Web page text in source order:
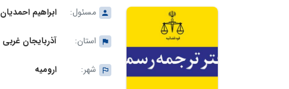
مسئول: ابراهیم احمدیان
استان: آذربایجان غربی
شهر: ارومیه